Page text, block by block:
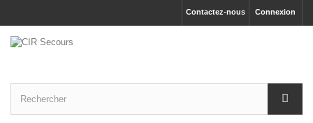
Connexion
Contactez-nous